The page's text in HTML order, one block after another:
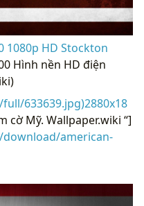
1080p HD Stockton
Hình nền HD điện
633639.jpg)2880x18
cờ Mỹ. Wallpaper.wiki “]
american-